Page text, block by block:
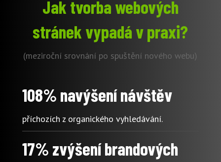
Jak tvorba webových
stránek vypadá v praxi?
(meziroční srovnání po spuštění nového webu)
108% navýšení návštěv
příchozích z organického vyhledávání.
17% zvýšení brandových